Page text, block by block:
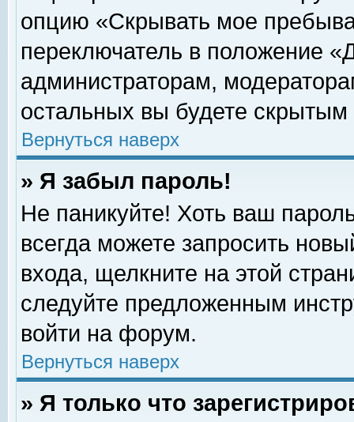
опцию «Скрывать мое
переключатель в положение
администраторам,
остальных вы будете скрытым
Вернуться наверх
» Я забыл пароль!
Не паникуйте! Хоть ваш
всегда можете запросить
входа, щелкните на этой
следуйте предложенным
войти на форум.
Вернуться наверх
» Я только что